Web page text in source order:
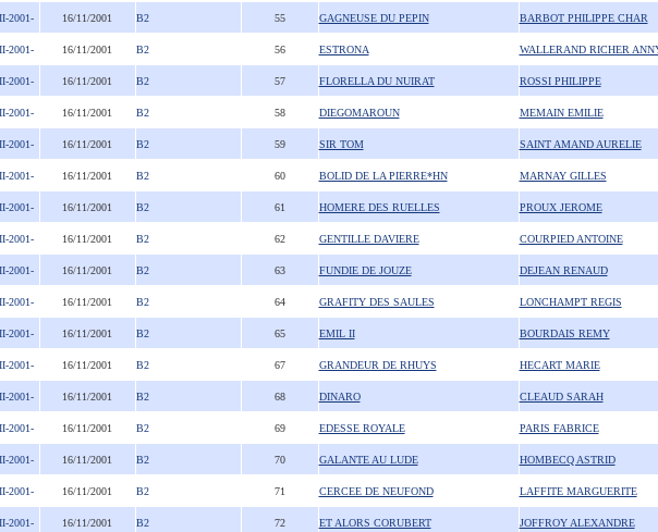
2001- 16/11/2001 B2 55 GAGNEUSE DU PEPIN BARBOT PHILIPPE CHAR
2001- 16/11/2001 B2 56 ESTRONA WALLERAND RICHER
2001- 16/11/2001 B2 57 FLORELLA DU NUIRAT ROSSI PHILIPPE
2001- 16/11/2001 B2 58 DIEGOMAROUN MEMAIN EMILIE
2001- 16/11/2001 B2 59 SIR TOM SAINT AMAND AURELIE
2001- 16/11/2001 B2 60 BOLID DE LA PIERRE*HN MARNAY GILLES
2001- 16/11/2001 B2 61 HOMERE DES RUELLES PROUX JEROME
2001- 16/11/2001 B2 62 GENTILLE DAVIERE COURPIED ANTOINE
2001- 16/11/2001 B2 63 FUNDIE DE JOUZE DEJEAN RENAUD
2001- 16/11/2001 B2 64 GRAFITY DES SAULES LONCHAMPT REGIS
2001- 16/11/2001 B2 65 EMIL II BOURDAIS REMY
2001- 16/11/2001 B2 67 GRANDEUR DE RHUYS HECART MARIE
2001- 16/11/2001 B2 68 DINARO CLEAUD SARAH
2001- 16/11/2001 B2 69 EDESSE ROYALE PARIS FABRICE
2001- 16/11/2001 B2 70 GALANTE AU LUDE HOMBECQ ASTRID
2001- 16/11/2001 B2 71 CERCEE DE NEUFOND LAFFITE MARGUERITE
2001- 16/11/2001 B2 72 ET ALORS CORUBERT JOFFROY ALEXANDRE